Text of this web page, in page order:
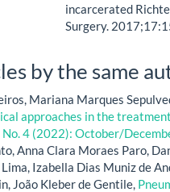
incarcerated
Surgery.
by the same
Mariana Marques
approaches in the
No. 4 (2022): October/
Anna Clara Moraes Paro,
Izabella Dias Muniz de
João Kleber de Gentile,